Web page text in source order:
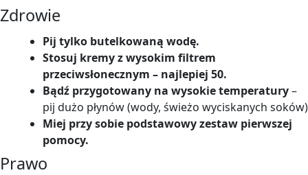
Zdrowie
Pij tylko butelkowaną wodę.
Stosuj kremy z wysokim filtrem
przeciwsłonecznym – najlepiej 50.
Bądź przygotowany na wysokie temperatury–
pij dużo płynów (wody, świeżo wyciskanych soków)
Miej przy sobie podstawowy zestaw pierwszej
pomocy.
Prawo